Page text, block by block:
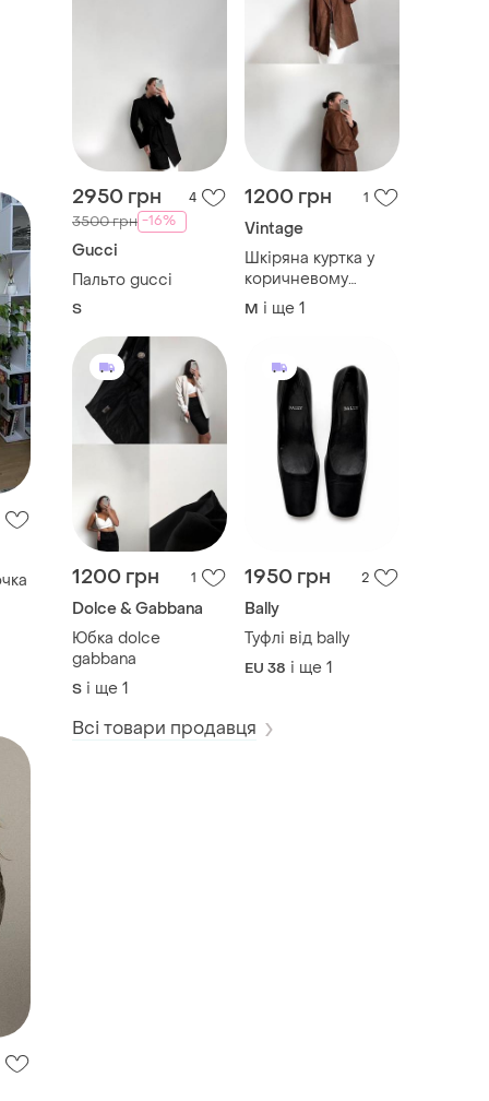
2950 грн 4
3500 грн -16%
Gucci
Пальто gucci
S
1200 грн 1
Vintage
Шкіряна куртка у
коричневому
відтінку
M і ще 1
1200 грн 1
Dolce & Gabbana
Юбка dolce
gabbana
S і ще 1
1950 грн 2
Bally
Туфлі від bally
EU 38 і ще 1
Всі товари продавця